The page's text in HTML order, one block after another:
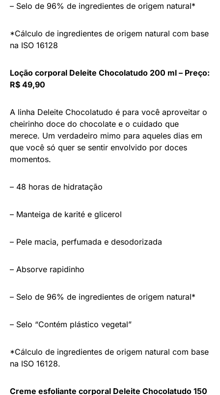
– Selo de 96% de ingredientes de origem natural*
*Cálculo de ingredientes de origem natural com base
na ISO 16128
Loção corporal Deleite Chocolatudo 200 ml – Preço:
R$ 49,90
A linha Deleite Chocolatudo é para você aproveitar o
cheirinho doce do chocolate e o cuidado que
merece. Um verdadeiro mimo para aqueles dias em
que você só quer se sentir envolvido por doces
momentos.
– 48 horas de hidratação
– Manteiga de karité e glicerol
– Pele macia, perfumada e desodorizada
– Absorve rapidinho
– Selo de 96% de ingredientes de origem natural*
– Selo “Contém plástico vegetal”
*Cálculo de ingredientes de origem natural com base
na ISO 16128.
Creme esfoliante corporal Deleite Chocolatudo 150